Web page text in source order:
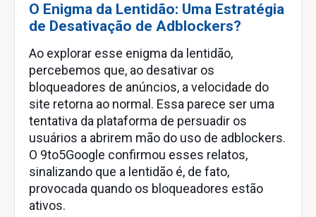
O Enigma da Lentidão: Uma Estratégia
de Desativação de Adblockers?
Ao explorar esse enigma da lentidão,
percebemos que, ao desativar os
bloqueadores de anúncios, a velocidade do
site retorna ao normal. Essa parece ser uma
tentativa da plataforma de persuadir os
usuários a abrirem mão do uso de adblockers.
O 9to5Google confirmou esses relatos,
sinalizando que a lentidão é, de fato,
provocada quando os bloqueadores estão
ativos.